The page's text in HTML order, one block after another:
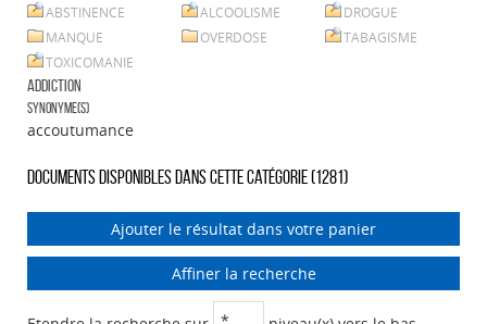
ABSTINENCE ALCOOLISME
DROGUE
MANQUE
OVERDOSE
TABAGISME
TOXICOMANIE
ADDICTION
Synonyme(s)
accoutumance
Documents disponibles dans cette catégorie (1281)
Ajouter le résultat dans votre panier
Affiner la recherche